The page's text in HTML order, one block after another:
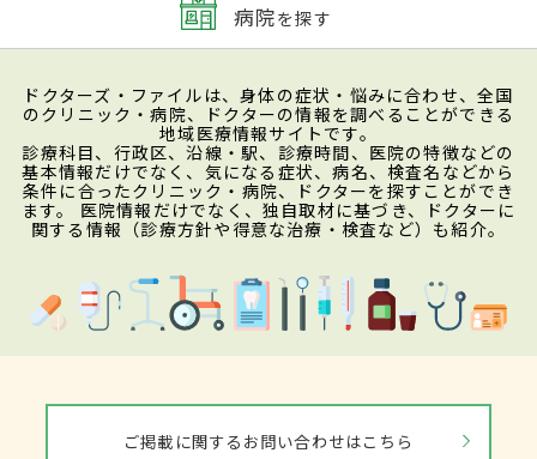
病院を探す
ドクターズ・ファイルは、身体の症状・悩みに合わせ、全国
のクリニック・病院、ドクターの情報を調べることができる
地域医療情報サイトです。
診療科目、行政区、沿線・駅、診療時間、医院の特徴などの
基本情報だけでなく、気になる症状、病名、検査名などから
条件に合ったクリニック・病院、ドクターを探すことができ
ます。 医院情報だけでなく、独自取材に基づき、ドクターに
関する情報（診療方針や得意な治療・検査など）も紹介。
ご掲載に関するお問い合わせはこちら